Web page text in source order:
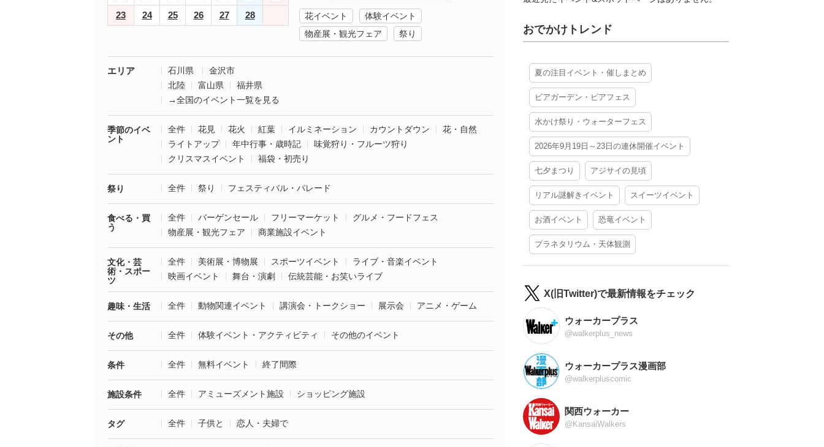
23
24 25 26 27 28 花イベント
体験イベント
物産展・観光フェア
祭り
エリア 石川県
金沢市
北陸
富山県
福井県
→全国のイベント一覧を見る
季節のイベ
ント
全件 花見 花火 紅葉 イルミネーション カウントダウン
花・自然
ライトアップ
年中行事・歳時記
味覚狩り・フルーツ狩り
クリスマスイベント
福袋・初売り
祭り 全件 祭り フェスティバル・パレード
食べる・買
う
全件 バーゲンセール フリーマーケット
グルメ・フードフェス
物産展・観光フェア
商業施設イベント
文化・芸
術・スポー
ツ
全件 美術展・博物展 スポーツイベント
ライブ・音楽イベント
映画イベント
舞台・演劇 伝統芸能・お笑いライブ
趣味・生活 全件 動物関連イベント 講演会・トークショー 展示会 アニメ・ゲーム
その他 全件 体験イベント・アクティビティ その他のイベント
条件 全件 無料イベント 終了間際
施設条件 全件 アミューズメント施設 ショッピング施設
タグ 全件 子供と 恋人・夫婦で
おでかけトレンド
夏の注目イベント・催しまとめ
ビアガーデン・ビアフェス
水かけ祭り・ウォーターフェス
2026年9月19日～23日の連休開催イベント
七夕まつり アジサイの見頃
リアル謎解きイベント スイーツイベント
お酒イベント 恐竜イベント
プラネタリウム・天体観測
X(旧Twitter)で最新情報をチェック
ウォーカープラス
@walkerplus_news
ウォーカープラス漫画部
@walkerpluscomic
関西ウォーカー
@KansaiWalkers